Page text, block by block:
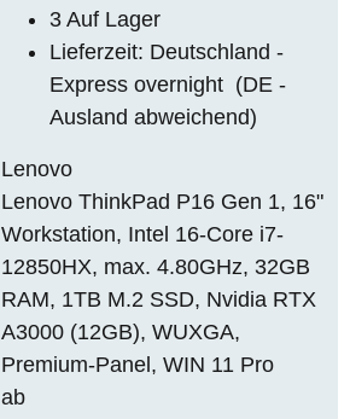
3 Auf Lager
Lieferzeit: Deutschland -
Express overnight (DE -
Ausland abweichend)
Lenovo
Lenovo ThinkPad P16 Gen 1, 16"
Workstation, Intel 16-Core i7-
12850HX, max. 4.80GHz, 32GB
RAM, 1TB M.2 SSD, Nvidia RTX
A3000 (12GB), WUXGA,
Premium-Panel, WIN 11 Pro
ab